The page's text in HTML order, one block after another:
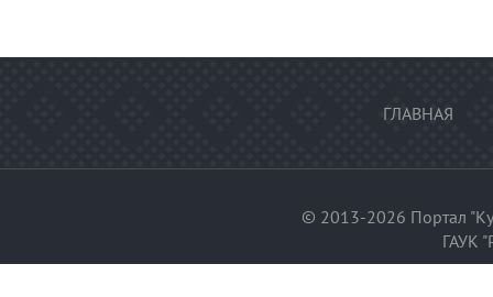
ГЛАВНАЯ
© 2013-2026 Портал
ГАУК